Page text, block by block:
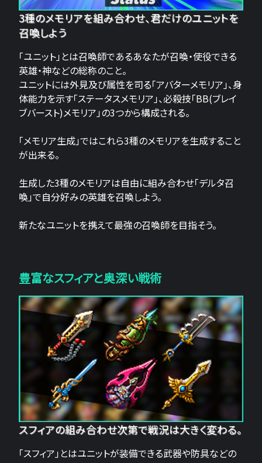
3種のメモリアを組み合わせ、君だけのユニットを
召喚しよう
「ユニット」とは召喚師であるあなたが召喚・使役できる
英雄・神などの総称のこと。
ユニットには外見及び属性を司る「アバターメモリア」、身
体能力を示す「ステータスメモリア」、必殺技「BB(ブレイ
ブバースト)メモリア」の3つから構成される。
「メモリア生成」ではこれら3種のメモリアを生成すること
が出来る。
生成した3種のメモリアは自由に組み合わせ「デルタ召
喚」で自分好みの英雄を召喚しよう。
新たなユニットを携えて最強の召喚師を目指そう。
豊富なスフィアと奥深い戦術
スフィアの組み合わせ次第で戦況は大きく変わる。
「スフィア」とはユニットが装備できる武器や防具などの